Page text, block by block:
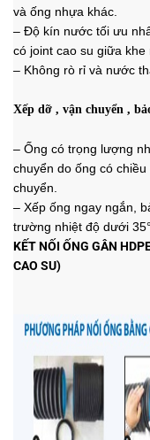
và ống nhựa khác.
– Độ kín nước tối ưu
có joint cao su giữa khe
– Không rò rỉ và nước
Xếp dỡ , vận chuyển ,
– Ống có trọng lượng
chuyển do ống có
chuyển.
– Xếp ống ngay ngắn,
trường nhiệt độ dưới
KẾT NỐI ỐNG GÂN
CAO SU)